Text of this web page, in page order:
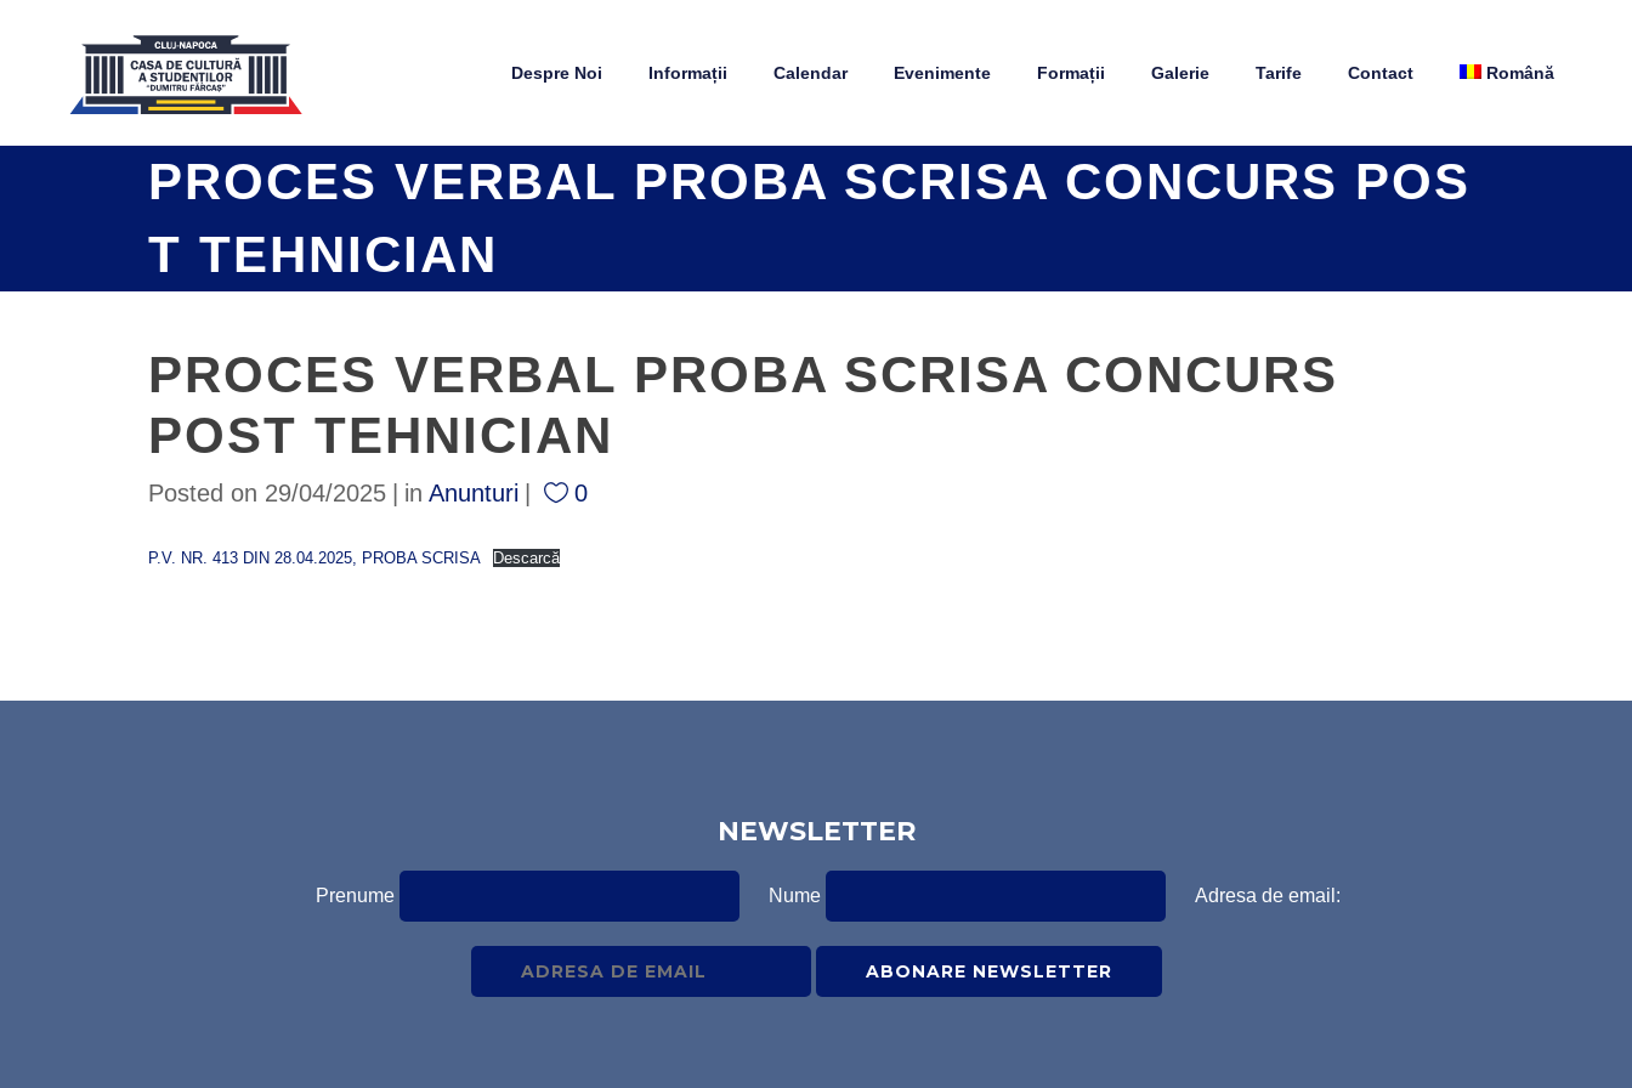
Despre Noi Informații Calendar Evenimente Formații Galerie Tarife Contact Română
PROCES VERBAL PROBA SCRISA CONCURS POS
T TEHNICIAN
PROCES VERBAL PROBA SCRISA CONCURS
POST TEHNICIAN
Posted on 29/04/2025 in Anunturi 0
P.V. NR. 413 DIN 28.04.2025, PROBA SCRISA Descarcă
NEWSLETTER
Prenume Nume Adresa de email: